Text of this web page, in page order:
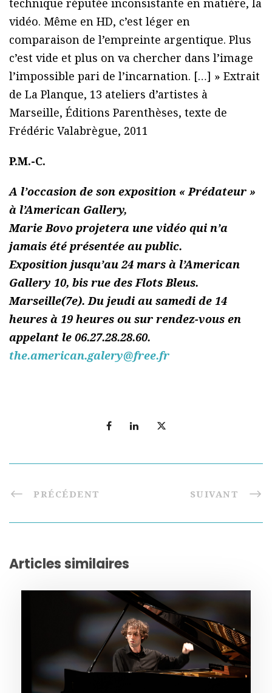
technique réputée inconsistante en matière, la
vidéo. Même en HD, c’est léger en
comparaison de l’empreinte argentique. Plus
c’est vide et plus on va chercher dans l’image
l’impossible pari de l’incarnation. […] » Extrait
de La Planque, 13 ateliers d’artistes à
Marseille, Éditions Parenthèses, texte de
Frédéric Valabrègue, 2011
P.M.-C.
A l’occasion de son exposition « Prédateur »
à l’American Gallery,
Marie Bovo projetera une vidéo qui n’a
jamais été présentée au public.
Exposition jusqu’au 24 mars à l’American
Gallery 10, bis rue des Flots Bleus.
Marseille(7e). Du jeudi au samedi de 14
heures à 19 heures ou sur rendez-vous en
appelant le 06.27.28.28.60.
the.american.galery@free.fr
PRÉCÉDENT SUIVANT
Articles similaires